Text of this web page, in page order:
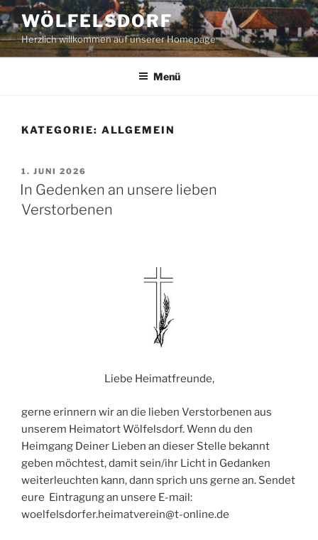
Zum
Inhalt
springen
WÖLFELSDORF
Herzlich willkommen auf unserer Homepage
Menü
KATEGORIE: ALLGEMEIN
VERÖFFENTLICHT
AM
1. JUNI 2026
In Gedenken an unsere lieben
Verstorbenen
Liebe Heimatfreunde,
gerne erinnern wir an die lieben Verstorbenen aus
unserem Heimatort Wölfelsdorf. Wenn du den
Heimgang Deiner Lieben an dieser Stelle bekannt
geben möchtest, damit sein/ihr Licht in Gedanken
weiterleuchten kann, dann sprich uns gerne an. Sendet
eure Eintragung an unsere E-mail:
woelfelsdorfer.heimatverein@t-online.de